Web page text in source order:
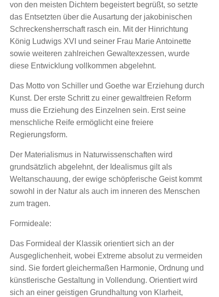
von den meisten Dichtern begeistert begrüßt, so setzte
das Entsetzten über die Ausartung der jakobinischen
Schreckensherrschaft rasch ein. Mit der Hinrichtung
König Ludwigs XVI und seiner Frau Marie Antoinette
sowie weiteren zahlreichen Gewaltexzessen, wurde
diese Entwicklung vollkommen abgelehnt.
Das Motto von Schiller und Goethe war Erziehung durch
Kunst. Der erste Schritt zu einer gewaltfreien Reform
muss die Erziehung des Einzelnen sein. Erst seine
menschliche Reife ermöglicht eine freiere
Regierungsform.
Der Materialismus in Naturwissenschaften wird
grundsätzlich abgelehnt, der Idealismus gilt als
Weltanschauung, der ewige schöpferische Geist kommt
sowohl in der Natur als auch im inneren des Menschen
zum tragen.
Formideale:
Das Formideal der Klassik orientiert sich an der
Ausgeglichenheit, wobei Extreme absolut zu vermeiden
sind. Sie fordert gleichermaßen Harmonie, Ordnung und
künstlerische Gestaltung in Vollendung. Orientiert wird
sich an einer geistigen Grundhaltung von Klarheit,